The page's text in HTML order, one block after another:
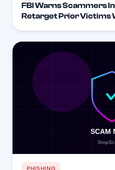
FBI Warns Scammers
Retarget Prior Victims
PHISHING